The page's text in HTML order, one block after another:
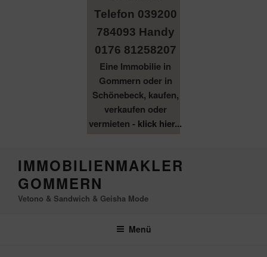
Telefon 039200
784093 Handy
0176 81258207
Eine Immobilie in
Gommern oder in
Schönebeck, kaufen,
verkaufen oder
vermieten - klick hier...
Inhalt
springen
IMMOBILIENMAKLER
GOMMERN
Vetono & Sandwich & Geisha Mode
Menü